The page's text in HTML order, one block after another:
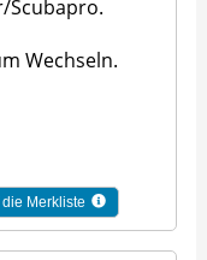
Scubapro.
Wechseln.
die Merkliste